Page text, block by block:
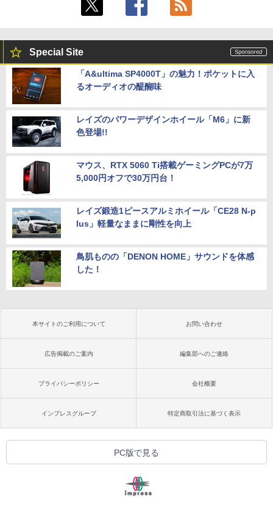
Special Site
「A&ultima SP4000T」の魅力！ポケットに入
るオーディオの醍醐味
レイズのパワーデザインホイール「M6」に新
色登場!!
マウス、RTX 5060 Ti搭載ゲーミングPCが7万
5,000円オフで30万円台！
レイズ鍛造1ピースアルミホイール「CE28 N-p
lus」軽量なままに剛性を向上
鳥肌ものの「DENON HOME」サウンドを体感
した！
本サイトのご利用について お問い合わせ
広告掲載のご案内 編集部へのご連絡
プライバシーポリシー 会社概要
インプレスグループ 特定商取引法に基づく表示
PC版で見る